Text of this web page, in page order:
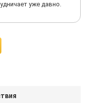
уже давно.